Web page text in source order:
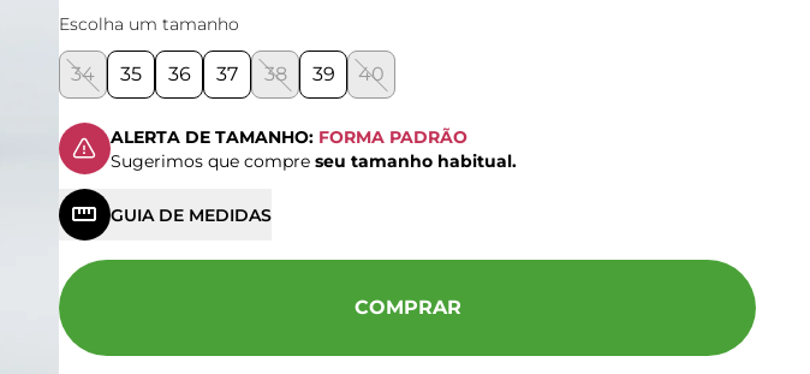
Escolha um tamanho
34 35 36 37 38 39 40
ALERTA DE TAMANHO: FORMA PADRÃO
Sugerimos que compre seu tamanho habitual.
GUIA DE MEDIDAS
COMPRAR